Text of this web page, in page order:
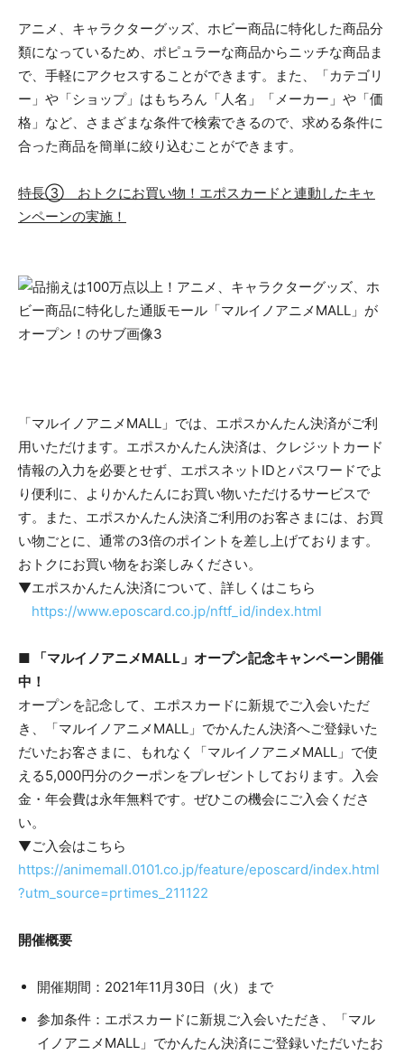
アニメ、キャラクターグッズ、ホビー商品に特化した商品分
類になっているため、ポピュラーな商品からニッチな商品ま
で、手軽にアクセスすることができます。また、「カテゴリ
ー」や「ショップ」はもちろん「人名」「メーカー」や「価
格」など、さまざまな条件で検索できるので、求める条件に
合った商品を簡単に絞り込むことができます。
特長③ おトクにお買い物！エポスカードと連動したキャ
ンペーンの実施！
「マルイノアニメMALL」では、エポスかんたん決済がご利
用いただけます。エポスかんたん決済は、クレジットカード
情報の入力を必要とせず、エポスネットIDとパスワードでよ
り便利に、よりかんたんにお買い物いただけるサービスで
す。また、エポスかんたん決済ご利用のお客さまには、お買
い物ごとに、通常の3倍のポイントを差し上げております。
おトクにお買い物をお楽しみください。
▼エポスかんたん決済について、詳しくはこちら
https://www.eposcard.co.jp/nftf_id/index.html
■ 「マルイノアニメMALL」オープン記念キャンペーン開催
中！
オープンを記念して、エポスカードに新規でご入会いただ
き、「マルイノアニメMALL」でかんたん決済へご登録いた
だいたお客さまに、もれなく「マルイノアニメMALL」で使
える5,000円分のクーポンをプレゼントしております。入会
金・年会費は永年無料です。ぜひこの機会にご入会くださ
い。
▼ご入会はこちら
https://animemall.0101.co.jp/feature/eposcard/index.html
?utm_source=prtimes_211122
開催概要
開催期間：2021年11月30日（火）まで
参加条件：エポスカードに新規ご入会いただき、「マル
イノアニメMALL」でかんたん決済にご登録いただいたお